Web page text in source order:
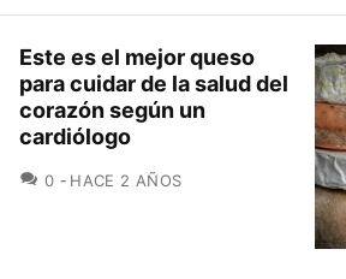
Este es el mejor queso
para cuidar de la salud del
corazón según un
cardiólogo
0 COMENTARIOS
HACE 2 AÑOS